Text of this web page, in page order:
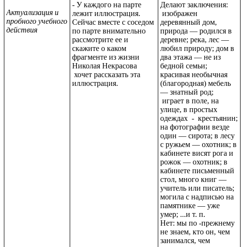
Актуализация и
пробного учебного
действия
- У каждого на парте
лежит иллюстрация.
Сейчас вместе с соседом
по парте внимательно
рассмотрите ее и
скажите о каком
фрагменте из жизни
Николая Некрасова
хочет рассказать эта
иллюстрация.
Делают заключения:
изображен
деревянный дом,
природа — родился в
деревне; река, лес —
любил природу; дом в
два этажа — не из
бедной семьи;
красивая необычная
(благородная) мебель
— знатный род;
играет в поле, на
улице, в простых
одеждах - крестьянин;
на фотографии везде
один — сирота; в лесу
с ружьем — охотник; в
кабинете висят рога и
рожок — охотник; в
кабинете письменный
стол, много книг —
учитель или писатель;
могила с надписью на
памятнике — уже
умер; ...и т. п.
Нет: мы по -прежнему
не знаем, кто он, чем
занимался, чем